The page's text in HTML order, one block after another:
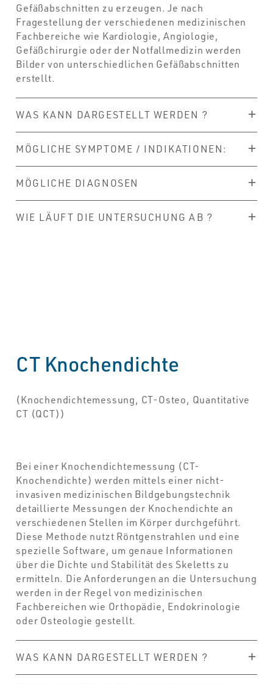
Gefäßabschnitten zu erzeugen. Je nach
Fragestellung der verschiedenen medizinischen
Fachbereiche wie Kardiologie, Angiologie,
Gefäßchirurgie oder der Notfallmedizin werden
Bilder von unterschiedlichen Gefäßabschnitten
erstellt.
WAS KANN DARGESTELLT WERDEN ?
MÖGLICHE SYMPTOME / INDIKATIONEN:
MÖGLICHE DIAGNOSEN
WIE LÄUFT DIE UNTERSUCHUNG AB ?
CT Knochendichte
(Knochendichtemessung, CT-Osteo, Quantitative
CT (QCT))
Bei einer Knochendichtemessung (CT-
Knochendichte) werden mittels einer nicht-
invasiven medizinischen Bildgebungstechnik
detaillierte Messungen der Knochendichte an
verschiedenen Stellen im Körper durchgeführt.
Diese Methode nutzt Röntgenstrahlen und eine
spezielle Software, um genaue Informationen
über die Dichte und Stabilität des Skeletts zu
ermitteln. Die Anforderungen an die Untersuchung
werden in der Regel von medizinischen
Fachbereichen wie Orthopädie, Endokrinologie
oder Osteologie gestellt.
WAS KANN DARGESTELLT WERDEN ?